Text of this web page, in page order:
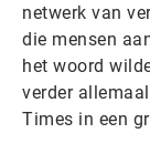
netwerk van
die mensen
het woord
verder
Times in een